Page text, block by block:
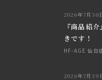
2026年7月30
『商品紹
きです！
HF-AGE 仙台
2026年7月29